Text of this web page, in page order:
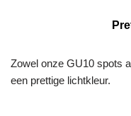
Zowel onze GU10 spots
een prettige lichtkleur.